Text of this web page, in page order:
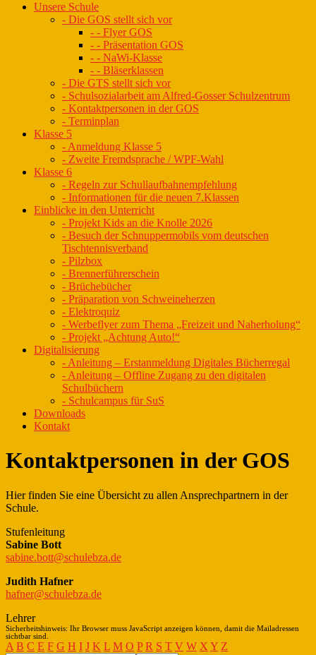
Unsere Schule
- Die GOS stellt sich vor
- - Flyer GOS
- - Präsentation GOS
- - NaWi-Klasse
- - Bläserklassen
- Die GTS stellt sich vor
- Schulsozialarbeit am Alfred-Gosser Schulzentrum
- Kontaktpersonen in der GOS
- Terminplan
Klasse 5
- Anmeldung Klasse 5
- Zweite Fremdsprache / WPF-Wahl
Klasse 6
- Regeln zur Schullaufbahnempfehlung
- Informationen für die neuen 7.Klassen
Einblicke in den Unterricht
- Projekt Kids an die Knolle 2026
- Besuch der Schnuppermobils vom deutschen
Tischtennisverband
- Pilzbox
- Brennerführerschein
- Brüchebücher
- Präparation von Schweineherzen
- Elektroquiz
- Werbeflyer zum Thema „Freizeit und Naherholung“
- Projekt „Achtung Auto!“
Digitalisierung
- Anleitung – Erstanmeldung Digitales Bücherregal
- Anleitung – Offline Zugang zu den digitalen
Schulbüchern
- Schulcampus für SuS
Downloads
Kontakt
Kontaktpersonen in der GOS
Hier finden Sie eine Übersicht zu allen Ansprechpartnern in der
Schule.
Stufenleitung
Sabine Bott
sabine.bott@schulebza.de
Judith Hafner
hafner@schulebza.de
Lehrer
Sicherheitshinweis: Ihr Browser muss JavaScript anzeigen können, damit die Mailadressen
sichtbar sind.
A B C E F G H I J K L M O P R S T V W X Y Z